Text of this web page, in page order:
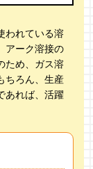
われている溶
アーク溶接の
ため、ガス溶
ちろん、生産
あれば、活躍